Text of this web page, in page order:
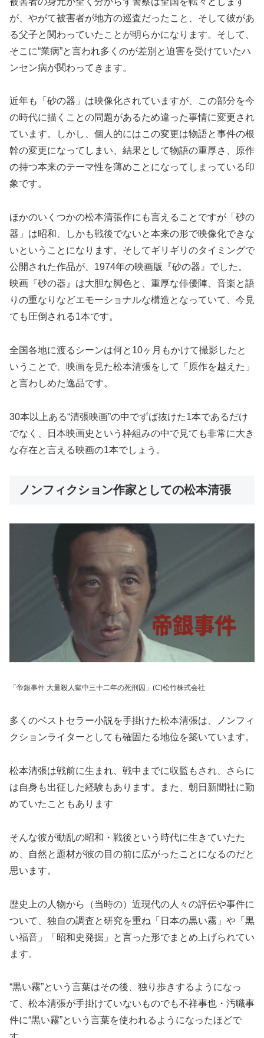
が、やがて被害者が地方の巡査だったこと、そして彼があ
る父子と関わっていたことが明らかになります。そして、
そこに“業病”と言われ多くのが差別と迫害を受けていたハ
ンセン病が関わってきます。
近年も「砂の器」は映像化されていますが、この部分を今
の時代に描くことの問題があるため違った事情に変更され
ています。しかし、個人的にはこの変更は物語と事件の根
幹の変更になってしまい、結果として物語の重厚さ、原作
の持つ本来のテーマ性を薄めことになってしまっている印
象です。
ほかのいくつかの松本清張作にも言えることですが「砂の
器」は昭和、しかも戦後でないと本来の形で映像化できな
いということになります。そしてギリギリのタイミングで
公開された作品が、1974年の映画版『砂の器』でした。
映画『砂の器』は大胆な脚色と、重厚な俳優陣、音楽と語
りの重なりなどエモーショナルな構造となっていて、今見
ても圧倒される1本です。
全国各地に渡るシーンは何と10ヶ月もかけて撮影したと
いうことで、映画を見た松本清張をして「原作を越えた」
と言わしめた逸品です。
30本以上ある“清張映画”の中でずば抜けた1本であるだけ
でなく、日本映画史という枠組みの中で見ても非常に大き
な存在と言える映画の1本でしょう。
ノンフィクション作家としての松本清張
「帝銀事件 大量殺人獄中三十二年の死刑囚」(C)松竹株式会社
多くのベストセラー小説を手掛けた松本清張は、ノンフィ
クションライターとしても確固たる地位を築いています。
松本清張は戦前に生まれ、戦中までに収監もされ、さらに
は自身も出征した経験もあります。また、朝日新聞社に勤
めていたこともあります
そんな彼が動乱の昭和・戦後という時代に生きていたた
め、自然と題材が彼の目の前に広がったことになるのだと
思います。
歴史上の人物から（当時の）近現代の人々の評伝や事件に
ついて、独自の調査と研究を重ね「日本の黒い霧」や「黒
い福音」「昭和史発掘」と言った形でまとめ上げられてい
ます。
“黒い霧”という言葉はその後、独り歩きするようになっ
て、松本清張が手掛けていないものでも不祥事也・汚職事
件に“黒い霧”という言葉を使われるようになったほどで